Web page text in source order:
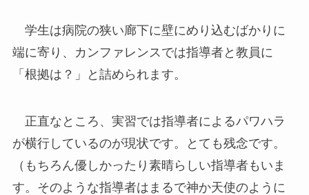
学生は病院の狭い廊下に壁にめり込むばかりに
端に寄り、カンファレンスでは指導者と教員に
「根拠は？」と詰められます。
正直なところ、実習では指導者によるパワハラ
が横行しているのが現状です。とても残念です。
（もちろん優しかったり素晴らしい指導者もいま
す。そのような指導者はまるで神か天使のように